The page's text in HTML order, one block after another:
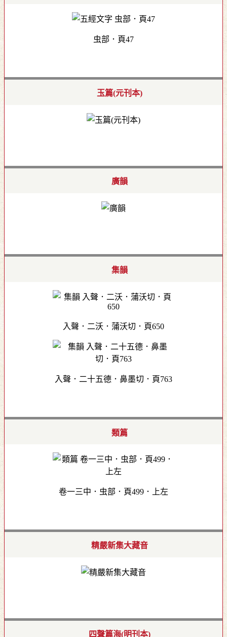
虫部．頁47
玉篇(元刊本)
廣韻
集韻
入聲．二沃．蒲沃切．頁650
入聲．二十五德．鼻墨切．頁763
類篇
卷一三中．虫部．頁499．上左
精嚴新集大藏音
四聲篇海(明刊本)